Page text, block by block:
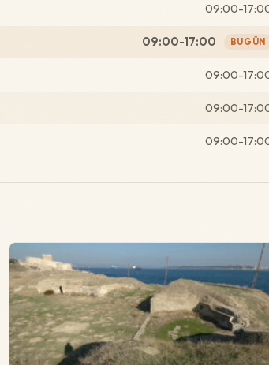
09:00-
09:00-17:00 BUGÜN
09:00-
09:00-
09:00-